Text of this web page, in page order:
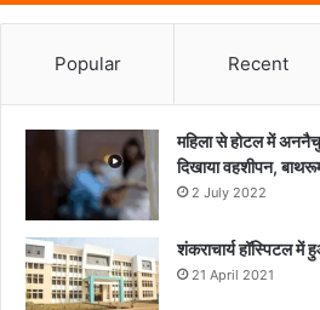
Popular Recent
महिला से होटल में
दिखाया वहशीपन,
2 July 2022
शंकराचार्य हॉस्पिटल में
21 April 2021